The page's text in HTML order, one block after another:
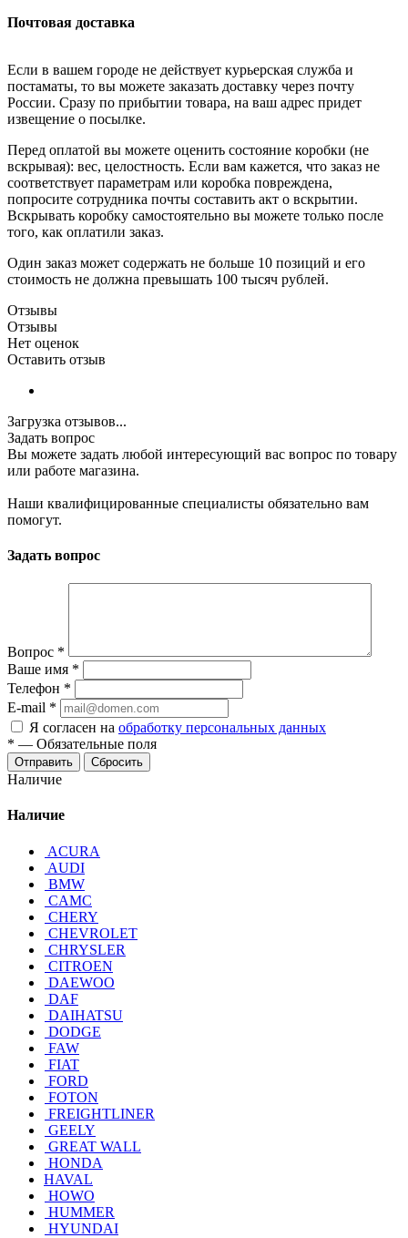
Почтовая доставка
Если в вашем городе не действует курьерская служба и
постаматы, то вы можете заказать доставку через почту
России. Сразу по прибытии товара, на ваш адрес придет
извещение о посылке.
Перед оплатой вы можете оценить состояние коробки (не
вскрывая): вес, целостность. Если вам кажется, что заказ не
соответствует параметрам или коробка повреждена,
попросите сотрудника почты составить акт о вскрытии.
Вскрывать коробку самостоятельно вы можете только после
того, как оплатили заказ.
Один заказ может содержать не больше 10 позиций и его
стоимость не должна превышать 100 тысяч рублей.
Отзывы
Отзывы
Нет оценок
Оставить отзыв
Загрузка отзывов...
Задать вопрос
Вы можете задать любой интересующий вас вопрос по товару
или работе магазина.
Наши квалифицированные специалисты обязательно вам
помогут.
Задать вопрос
Вопрос *
Ваше имя *
Телефон *
E-mail *
Я согласен на обработку персональных данных
* — Обязательные поля
Отправить Сбросить
Наличие
Наличие
ACURA
AUDI
BMW
CAMC
CHERY
CHEVROLET
CHRYSLER
CITROEN
DAEWOO
DAF
DAIHATSU
DODGE
FAW
FIAT
FORD
FOTON
FREIGHTLINER
GEELY
GREAT WALL
HONDA
HAVAL
HOWO
HUMMER
HYUNDAI